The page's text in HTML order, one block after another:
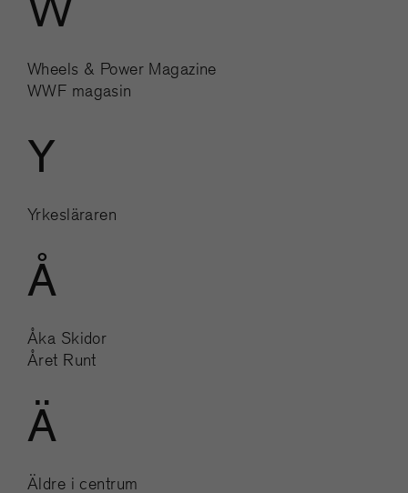
Wheels & Power Magazine
WWF magasin
Y
Yrkesläraren
Å
Åka Skidor
Året Runt
Ä
Äldre i centrum